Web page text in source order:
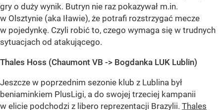
gry o duży wynik. Butryn nie raz pokazywał m.in.
w Olsztynie (aka Iławie), że potrafi rozstrzygać mecze
w pojedynkę. Czyli robić to, czego wymaga się w trudnych
sytuacjach od atakującego.
Thales Hoss (Chaumont VB -> Bogdanka LUK Lublin)
Jeszcze w poprzednim sezonie klub z Lublina był
beniaminkiem PlusLigi, a do swojej trzeciej kampanii
w elicie podchodzi z libero reprezentacji Brazylii. Thales